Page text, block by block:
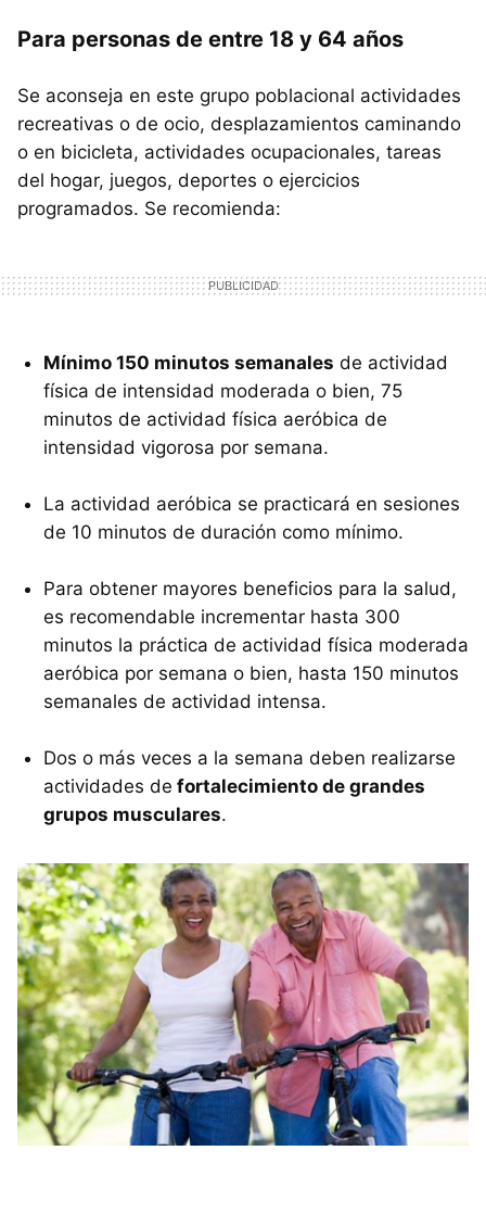
Para personas de entre 18 y 64 años
Se aconseja en este grupo poblacional actividades
recreativas o de ocio, desplazamientos caminando
o en bicicleta, actividades ocupacionales, tareas
del hogar, juegos, deportes o ejercicios
programados. Se recomienda:
Mínimo 150 minutos semanales de actividad
física de intensidad moderada o bien, 75
minutos de actividad física aeróbica de
intensidad vigorosa por semana.
La actividad aeróbica se practicará en sesiones
de 10 minutos de duración como mínimo.
Para obtener mayores beneficios para la salud,
es recomendable incrementar hasta 300
minutos la práctica de actividad física moderada
aeróbica por semana o bien, hasta 150 minutos
semanales de actividad intensa.
Dos o más veces a la semana deben realizarse
actividades de fortalecimiento de grandes
grupos musculares.